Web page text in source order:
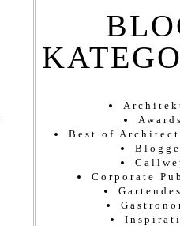
Awards
Best of
Corporate